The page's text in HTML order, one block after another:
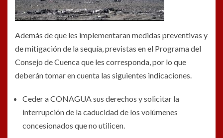
Además de que les implementaran medidas preventivas y
de mitigación de la sequía, previstas en el Programa del
Consejo de Cuenca que les corresponda, por lo que
deberán tomar en cuenta las siguientes indicaciones.
Ceder a CONAGUA sus derechos y solicitar la
interrupción de la caducidad de los volúmenes
concesionados que no utilicen.